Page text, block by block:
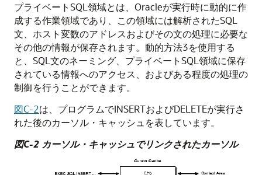
プライベートSQL領域とは、Oracleが実行時に動的に作
成する作業領域であり、この領域には解析されたSQL
文、ホスト変数のアドレスおよびその文の処理に必要な
その他の情報が保存されます。動的方法3を使用する
と、SQL文のネーミング、プライベートSQL領域に保存
されている情報へのアクセス、およびある程度の処理の
制御を行うことができます。
図C-2は、プログラムでINSERTおよびDELETEが実行さ
れた後のカーソル・キャッシュを表しています。
図C-2 カーソル・キャッシュでリンクされたカーソル